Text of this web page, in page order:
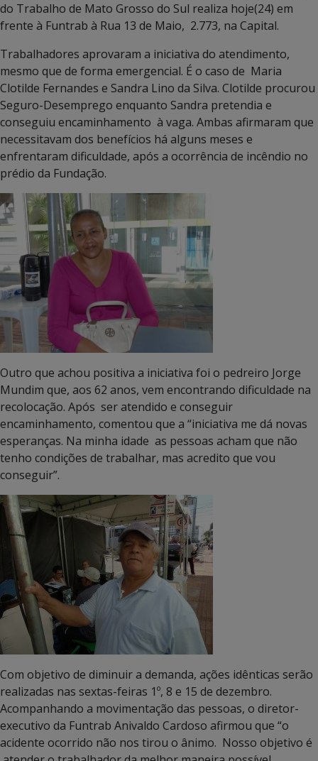
do Trabalho de Mato Grosso do Sul realiza hoje(24) em
frente à Funtrab à Rua 13 de Maio, 2.773, na Capital.
Trabalhadores aprovaram a iniciativa do atendimento,
mesmo que de forma emergencial. É o caso de Maria
Clotilde Fernandes e Sandra Lino da Silva. Clotilde procurou
Seguro-Desemprego enquanto Sandra pretendia e
conseguiu encaminhamento à vaga. Ambas afirmaram que
necessitavam dos benefícios há alguns meses e
enfrentaram dificuldade, após a ocorrência de incêndio no
prédio da Fundação.
Outro que achou positiva a iniciativa foi o pedreiro Jorge
Mundim que, aos 62 anos, vem encontrando dificuldade na
recolocação. Após ser atendido e conseguir
encaminhamento, comentou que a “iniciativa me dá novas
esperanças. Na minha idade as pessoas acham que não
tenho condições de trabalhar, mas acredito que vou
conseguir”.
Com objetivo de diminuir a demanda, ações idênticas serão
realizadas nas sextas-feiras 1º, 8 e 15 de dezembro.
Acompanhando a movimentação das pessoas, o diretor-
executivo da Funtrab Anivaldo Cardoso afirmou que “o
acidente ocorrido não nos tirou o ânimo. Nosso objetivo é